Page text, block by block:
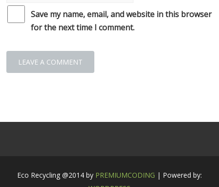
Save my name, email, and website in this browser
for the next time I comment.
Eco Recycling @2014 by PREMIUMCODING | Powered by: